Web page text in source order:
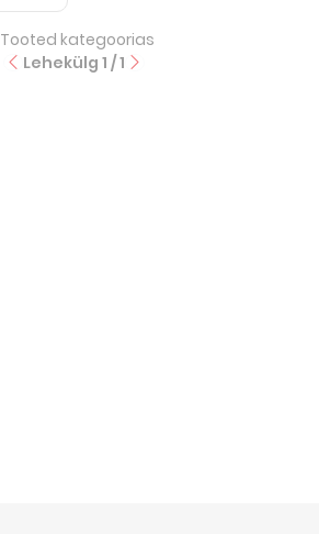
Tooted kategoorias
Lehekülg 1 /1